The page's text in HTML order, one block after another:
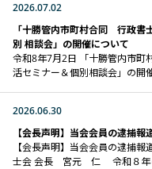
2026.07.02
「十勝管内市町村合同 行政
別 相談会」の開催について
令和8年7月2日 「十勝管内市
活セミナー＆個別相談会」の開
2026.06.30
【会長声明】当会会員の逮捕報
【会長声明】当会会員の逮捕
士会 会長 宮元 仁 令和８年